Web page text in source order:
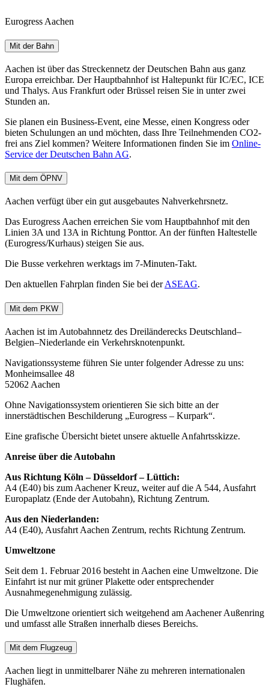
Eurogress Aachen
Mit der Bahn
Aachen ist über das Streckennetz der Deutschen Bahn aus ganz
Europa erreichbar. Der Hauptbahnhof ist Haltepunkt für IC/EC, ICE
und Thalys. Aus Frankfurt oder Brüssel reisen Sie in unter zwei
Stunden an.
Sie planen ein Business-Event, eine Messe, einen Kongress oder
bieten Schulungen an und möchten, dass Ihre Teilnehmenden CO2-
frei ans Ziel kommen? Weitere Informationen finden Sie im Online-
Service der Deutschen Bahn AG.
Mit dem ÖPNV
Aachen verfügt über ein gut ausgebautes Nahverkehrsnetz.
Das Eurogress Aachen erreichen Sie vom Hauptbahnhof mit den
Linien 3A und 13A in Richtung Ponttor. An der fünften Haltestelle
(Eurogress/Kurhaus) steigen Sie aus.
Die Busse verkehren werktags im 7-Minuten-Takt.
Den aktuellen Fahrplan finden Sie bei derASEAG.
Mit dem PKW
Aachen ist im Autobahnnetz des Dreiländerecks Deutschland–
Belgien–Niederlande ein Verkehrsknotenpunkt.
Navigationssysteme führen Sie unter folgender Adresse zu uns:
Monheimsallee 48
52062 Aachen
Ohne Navigationssystem orientieren Sie sich bitte an der
innerstädtischen Beschilderung „Eurogress – Kurpark“.
Eine grafische Übersicht bietet unsere aktuelle Anfahrtsskizze.
Anreise über die Autobahn
Aus Richtung Köln – Düsseldorf – Lüttich:
A4 (E40) bis zum Aachener Kreuz, weiter auf die A 544, Ausfahrt
Europaplatz (Ende der Autobahn), Richtung Zentrum.
Aus den Niederlanden:
A4 (E40), Ausfahrt Aachen Zentrum, rechts Richtung Zentrum.
Umweltzone
Seit dem 1. Februar 2016 besteht in Aachen eine Umweltzone. Die
Einfahrt ist nur mit grüner Plakette oder entsprechender
Ausnahmegenehmigung zulässig.
Die Umweltzone orientiert sich weitgehend am Aachener Außenring
und umfasst alle Straßen innerhalb dieses Bereichs.
Mit dem Flugzeug
Aachen liegt in unmittelbarer Nähe zu mehreren internationalen
Flughäfen.